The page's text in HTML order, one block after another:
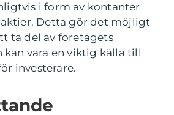
i form av kontanter
Detta gör det möjligt
ta del av företagets
vara en viktig källa till
investerare.